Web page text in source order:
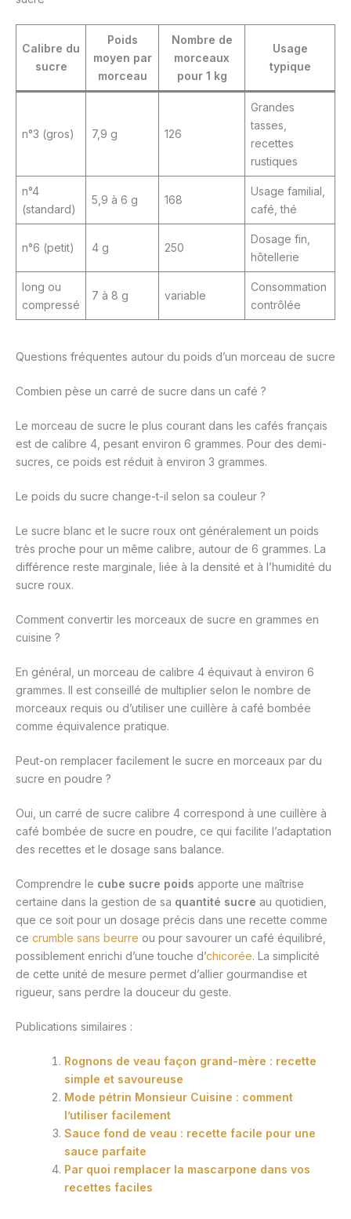
Calibre du
sucre
Poids
moyen par
morceau
Nombre de
morceaux
pour 1 kg
Usage
typique
n°3 (gros) 7,9 g 126
Grandes
tasses,
recettes
rustiques
n°4
(standard)
5,9 à 6 g 168
Usage familial,
café, thé
n°6 (petit) 4 g 250
Dosage fin,
hôtellerie
long ou
compressé
7 à 8 g variable
Consommation
contrôlée
Questions fréquentes autour du poids d’un morceau de sucre
Combien pèse un carré de sucre dans un café ?
Le morceau de sucre le plus courant dans les cafés français
est de calibre 4, pesant environ 6 grammes. Pour des demi-
sucres, ce poids est réduit à environ 3 grammes.
Le poids du sucre change-t-il selon sa couleur ?
Le sucre blanc et le sucre roux ont généralement un poids
très proche pour un même calibre, autour de 6 grammes. La
différence reste marginale, liée à la densité et à l’humidité du
sucre roux.
Comment convertir les morceaux de sucre en grammes en
cuisine ?
En général, un morceau de calibre 4 équivaut à environ 6
grammes. Il est conseillé de multiplier selon le nombre de
morceaux requis ou d’utiliser une cuillère à café bombée
comme équivalence pratique.
Peut-on remplacer facilement le sucre en morceaux par du
sucre en poudre ?
Oui, un carré de sucre calibre 4 correspond à une cuillère à
café bombée de sucre en poudre, ce qui facilite l’adaptation
des recettes et le dosage sans balance.
Comprendre le cube sucre poids apporte une maîtrise
certaine dans la gestion de sa quantité sucre au quotidien,
que ce soit pour un dosage précis dans une recette comme
ce crumble sans beurre ou pour savourer un café équilibré,
possiblement enrichi d’une touche d’chicorée. La simplicité
de cette unité de mesure permet d’allier gourmandise et
rigueur, sans perdre la douceur du geste.
Publications similaires :
Rognons de veau façon grand-mère : recette
simple et savoureuse
Mode pétrin Monsieur Cuisine : comment
l’utiliser facilement
Sauce fond de veau : recette facile pour une
sauce parfaite
Par quoi remplacer la mascarpone dans vos
recettes faciles